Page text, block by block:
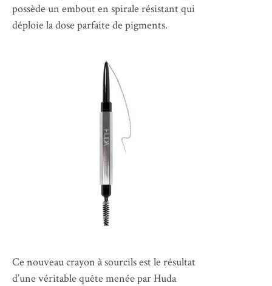
possède un embout en spirale résistant qui
déploie la dose parfaite de pigments.
Ce nouveau crayon à sourcils est le résultat
d’une véritable quête menée par Huda